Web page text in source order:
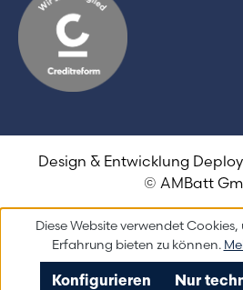
Design & Entwicklung
© AMBatt
Diese Website verwendet
Erfahrung bieten zu können.
Nur
Konfigurieren